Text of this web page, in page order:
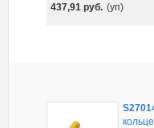
437,91руб. (уп)